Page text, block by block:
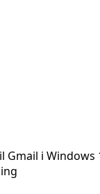
Gmail i Windows